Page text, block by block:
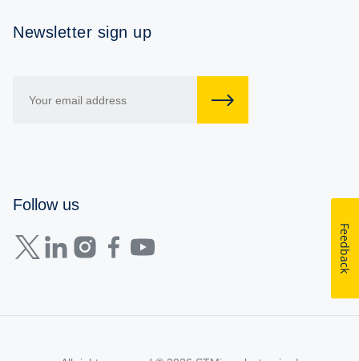
Newsletter sign up
Follow us
Feedback